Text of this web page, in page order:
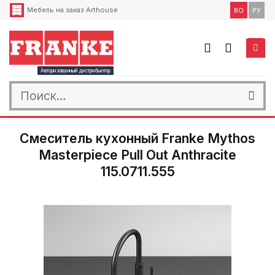
Skip
Мебель на заказ Arthouse RO РУ
Авторизованный дистрибьютор
Смеситель кухонный Franke Mythos
Masterpiece Pull Out Anthracite
115.0711.555